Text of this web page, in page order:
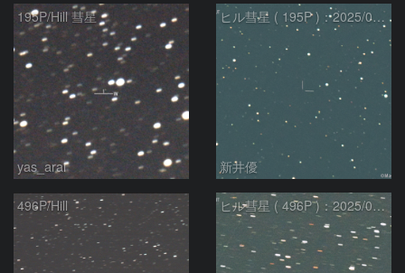
195P/Hill 彗星
yas_arai
ヒル彗星 ( 195P )：2025/04/04
新井優
496P/Hill ヒル彗星 ( 496P )：2025/04/04